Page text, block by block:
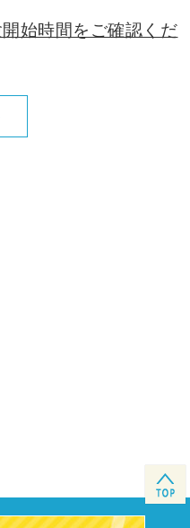
始時間をご確認くだ